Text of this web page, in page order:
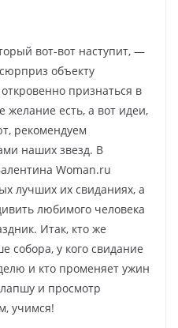
вот-вот наступит, —
объекту
признаться в
желание есть, а вот идеи,
рекомендуем
наших звезд. В
Woman.ru
лучших их свиданиях, а
любимого человека
Итак, кто же
собора, у кого свидание
и кто променяет ужин
и просмотр
учимся!